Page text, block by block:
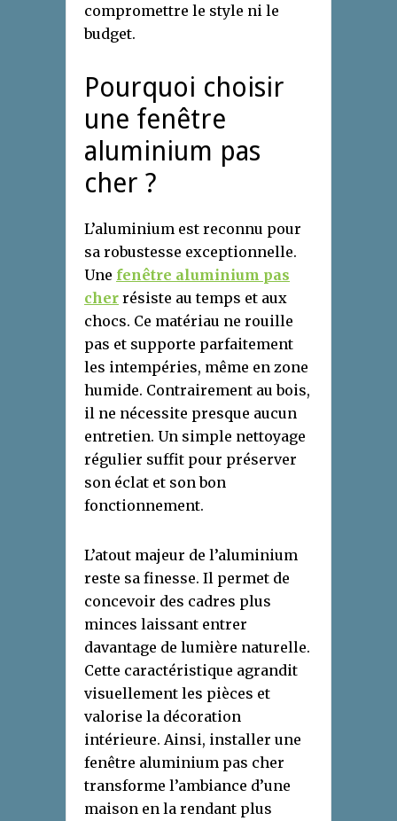
compromettre le style ni le
budget.
Pourquoi choisir
une fenêtre
aluminium pas
cher ?
L’aluminium est reconnu pour
sa robustesse exceptionnelle.
Une fenêtre aluminium pas
cher résiste au temps et aux
chocs. Ce matériau ne rouille
pas et supporte parfaitement
les intempéries, même en zone
humide. Contrairement au bois,
il ne nécessite presque aucun
entretien. Un simple nettoyage
régulier suffit pour préserver
son éclat et son bon
fonctionnement.
L’atout majeur de l’aluminium
reste sa finesse. Il permet de
concevoir des cadres plus
minces laissant entrer
davantage de lumière naturelle.
Cette caractéristique agrandit
visuellement les pièces et
valorise la décoration
intérieure. Ainsi, installer une
fenêtre aluminium pas cher
transforme l’ambiance d’une
maison en la rendant plus